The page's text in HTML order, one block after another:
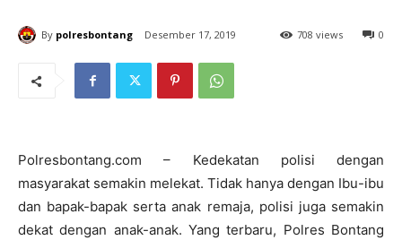
By polresbontang Desember 17, 2019 0
708 views
Polresbontang.com – Kedekatan polisi dengan
masyarakat semakin melekat. Tidak hanya dengan Ibu-ibu
dan bapak-bapak serta anak remaja, polisi juga semakin
dekat dengan anak-anak. Yang terbaru, Polres Bontang